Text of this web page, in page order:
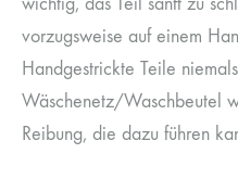
vorzugsweise auf einem
Handgestrickte Teile
Wäschenetz/Waschbeutel
Reibung, die dazu führen